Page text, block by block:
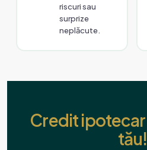
riscuri sau
surprize
neplăcute.
Credit
tău!